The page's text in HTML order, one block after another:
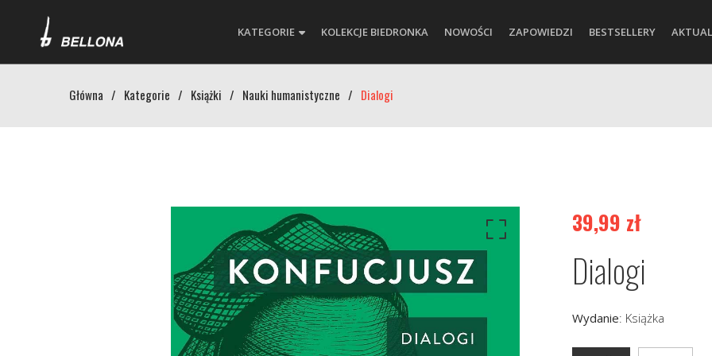
KATEGORIE KOLEKCJE BIEDRONKA NOWOŚCI ZAPOWIEDZI BESTSELLERY
Główna / Kategorie / Książki / Nauki humanistyczne / Dialogi
39,99 zł
Dialogi
Wydanie: Książka